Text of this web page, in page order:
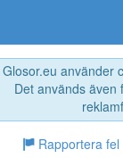
Glosor.eu använder
Det används även
Rapportera fel